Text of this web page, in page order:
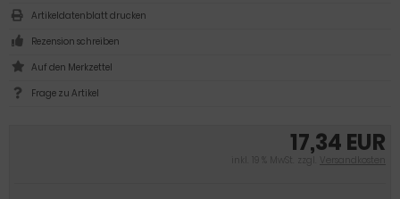
17,34 EUR
inkl. 19 % MwSt. zzgl. Versandkosten
Artikeldatenblatt drucken
Rezension schreiben
Frage zu Artikel